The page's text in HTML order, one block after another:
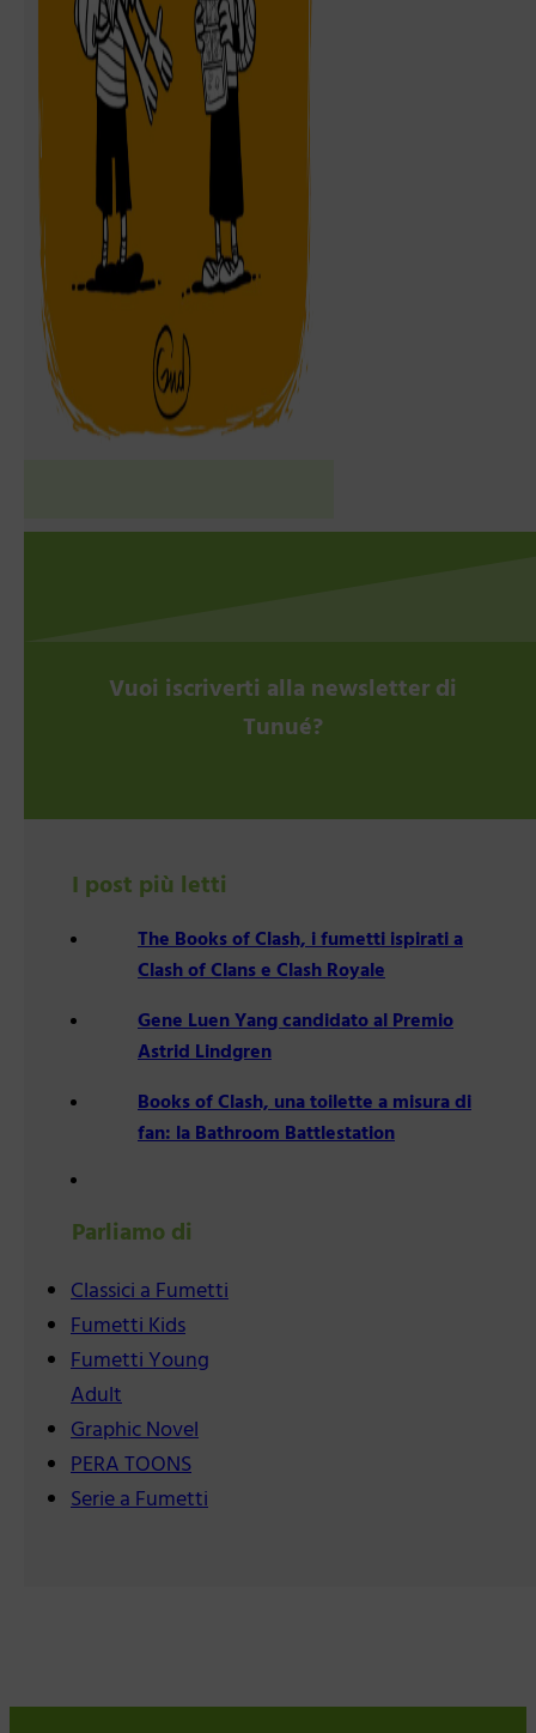
Vuoi iscriverti alla newsletter di
Tunué?
I post più letti
The Books of Clash, i fumetti ispirati a
Clash of Clans e Clash Royale
Gene Luen Yang candidato al Premio
Astrid Lindgren
Books of Clash, una toilette a misura di
fan: la Bathroom Battlestation
Parliamo di
Classici a Fumetti
Fumetti Kids
Fumetti Young
Adult
Graphic Novel
PERA TOONS
Serie a Fumetti